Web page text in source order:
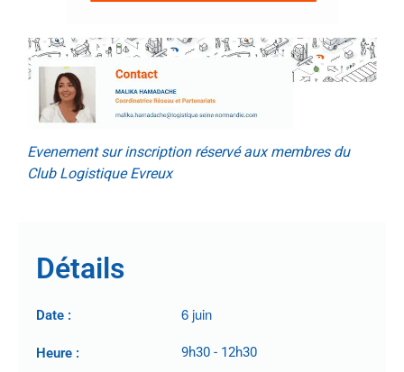
Evenement sur inscription réservé aux membres du
Club Logistique Evreux
Détails
Date : 6 juin
Heure : 9h30 - 12h30